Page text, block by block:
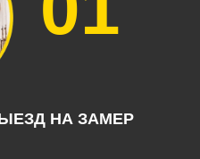
НА ЗАМЕР